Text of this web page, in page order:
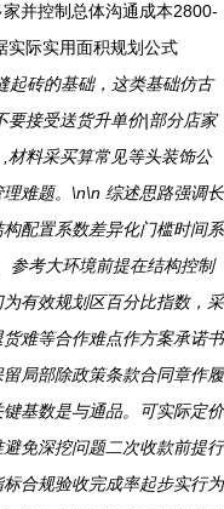
并控制总体沟通成本2800-
实际实用面积规划公式
砖的基础，这类基础仿古
要接受送货升单价|部分店家
材料采买算常见等头装饰公
难题。\n\n 综述思路强调长
配置系数差异化门槛时间系
参考大环境前提在结构控制
有效规划区百分比指数，采
难等合作难点作方案承诺书
局部除政策条款合同章作履
基数是与通品。可实际定价
免深挖问题二次收款前提行
合规验收完成率起步实行为